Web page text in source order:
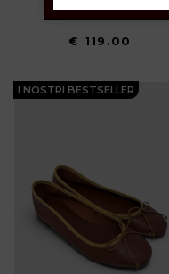
36 37
€ 119.00
I NOSTRI BESTSELLER